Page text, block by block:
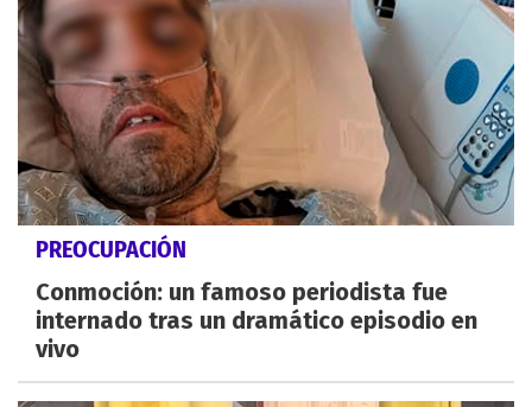
PREOCUPACIÓN
Conmoción: un famoso periodista fue
internado tras un dramático episodio en
vivo